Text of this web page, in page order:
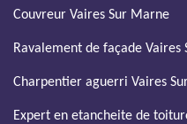
Couvreur Vaires Sur Marne
Ravalement de façade Vaires
Charpentier aguerri Vaires
Expert en etancheite de